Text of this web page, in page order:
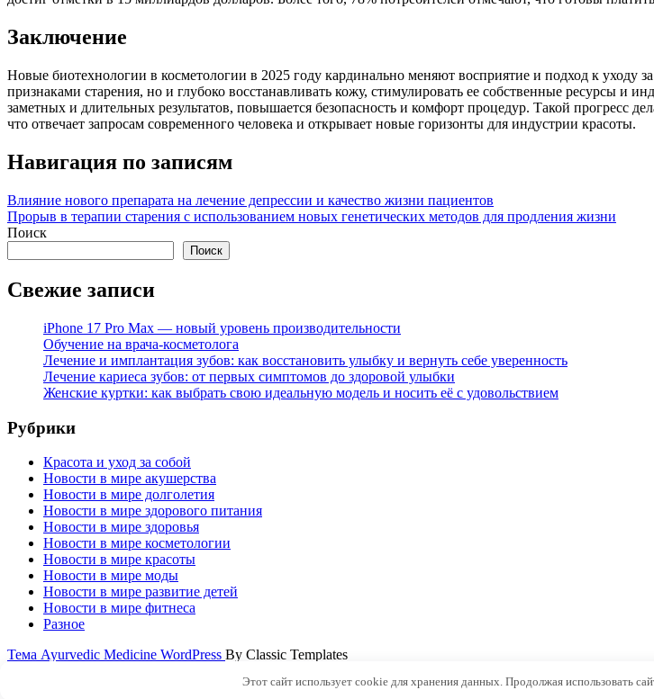
Заключение
Новые биотехнологии в косметологии в 2025 году кардинально меняют восприятие и подход к уходу
признаками старения, но и глубоко восстанавливать кожу, стимулировать ее собственные ресурсы и
заметных и длительных результатов, повышается безопасность и комфорт процедур. Такой прогресс
что отвечает запросам современного человека и открывает новые горизонты для индустрии красоты.
Навигация по записям
Влияние нового препарата на лечение депрессии и качество жизни пациентов
Прорыв в терапии старения с использованием новых генетических методов для продления жизни
Поиск
Поиск
Свежие записи
iPhone 17 Pro Max — новый уровень производительности
Обучение на врача-косметолога
Лечение и имплантация зубов: как восстановить улыбку и вернуть себе уверенность
Лечение кариеса зубов: от первых симптомов до здоровой улыбки
Женские куртки: как выбрать свою идеальную модель и носить её с удовольствием
Рубрики
Красота и уход за собой
Новости в мире акушерства
Новости в мире долголетия
Новости в мире здорового питания
Новости в мире здоровья
Новости в мире косметологии
Новости в мире красоты
Новости в мире моды
Новости в мире развитие детей
Новости в мире фитнеса
Разное
Тема Ayurvedic Medicine WordPress By Classic Templates
Этот сайт использует cookie для хранения данных. Продолжая использовать